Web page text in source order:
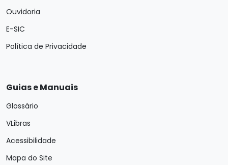
Ouvidoria
E-SIC
Política de Privacidade
Guias e Manuais
Glossário
VLibras
Acessibilidade
Mapa do Site